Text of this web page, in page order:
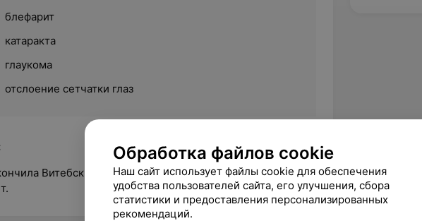
блефарит
катаракта
глаукома
отслоение сетчатки глаз
Витебский государственный медицинский
Обработка файлов cookie
Наш сайт использует файлы cookie для обеспечения
удобства пользователей сайта, его улучшения, сбора
статистики и предоставления персонализированных
рекомендаций.